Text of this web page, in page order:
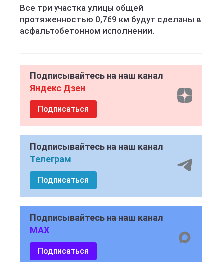
Все три участка улицы общей
протяженностью 0,769 км будут сделаны в
асфальтобетонном исполнении.
Подписывайтесь на наш канал
Яндекс Дзен
Подписаться
Подписывайтесь на наш канал
Телеграм
Подписаться
Подписывайтесь на наш канал
MAX
Подписаться